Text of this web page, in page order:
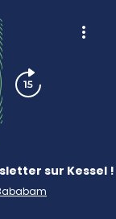
sur Kessel !